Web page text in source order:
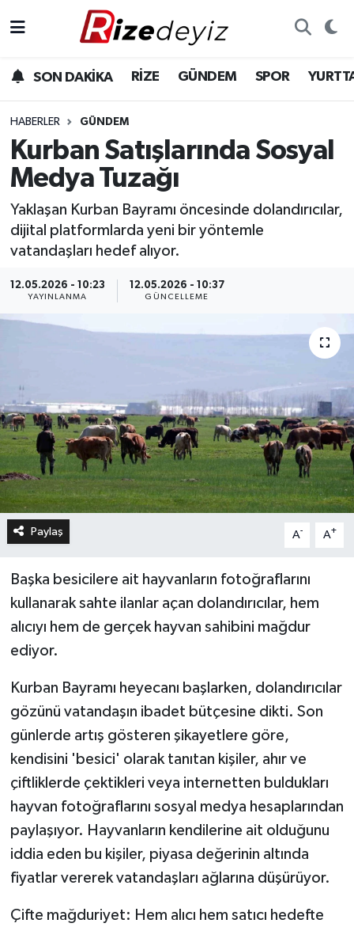
SON DAKİKA RİZE GÜNDEM SPOR
HABERLER GÜNDEM
Kurban Satışlarında Sosyal
Medya Tuzağı
Yaklaşan Kurban Bayramı öncesinde dolandırıcılar,
dijital platformlarda yeni bir yöntemle
vatandaşları hedef alıyor.
12.05.2026 - 10:23
YAYINLANMA
12.05.2026 - 10:37
GÜNCELLEME
Paylaş A- A+
Başka besicilere ait hayvanların fotoğraflarını
kullanarak sahte ilanlar açan dolandırıcılar, hem
alıcıyı hem de gerçek hayvan sahibini mağdur
ediyor.
Kurban Bayramı heyecanı başlarken, dolandırıcılar
gözünü vatandaşın ibadet bütçesine dikti. Son
günlerde artış gösteren şikayetlere göre,
kendisini 'besici' olarak tanıtan kişiler, ahır ve
çiftliklerde çektikleri veya internetten buldukları
hayvan fotoğraflarını sosyal medya hesaplarından
paylaşıyor. Hayvanların kendilerine ait olduğunu
iddia eden bu kişiler, piyasa değerinin altında
fiyatlar vererek vatandaşları ağlarına düşürüyor.
Çifte mağduriyet: Hem alıcı hem satıcı hedefte
Gündem
Yurttan Haberler
Ekonomi
Teknoloji
Sağlık
Rize Hava Durumu
Rize Trafik Yoğunluk Haritası
Süper Lig Puan Durumu ve Fikstür
Tüm Manşetler
Son Dakika Haberleri
Haber Arşivi